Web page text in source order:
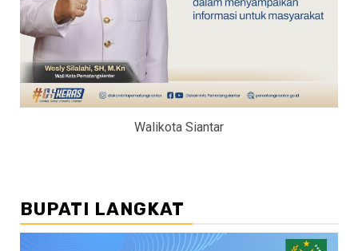
Walikota Siantar
BUPATI LANGKAT